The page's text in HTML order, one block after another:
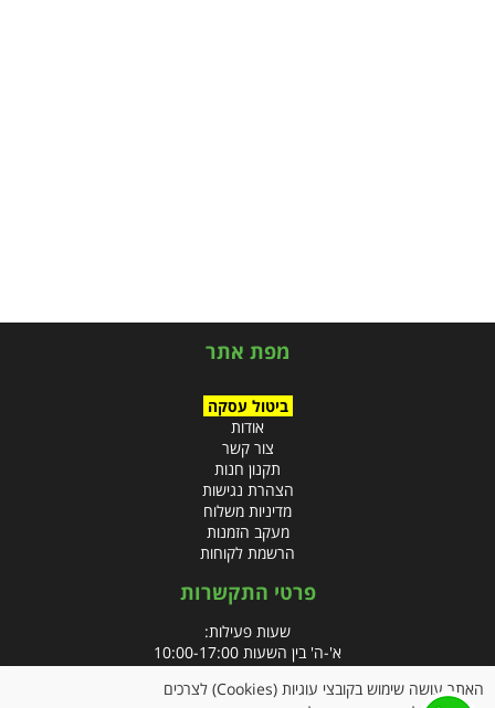
מפת אתר
ביטול עסקה
אודות
צור קשר
תקנון חנות
הצהרת נגישות
מדיניות משלוח
מעקב הזמנות
הרשמת לקוחות
פרטי התקשרות
שעות פעילות:
א'-ה' בין השעות 10:00-17:00
האתר עושה שימוש בקובצי עוגיות (Cookies) לצרכים